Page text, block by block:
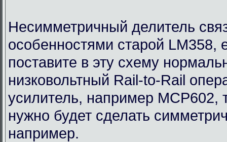
Несимметричный делитель
особенностями старой LM358,
поставите в эту схему
низковольтный Rail-to-Rail
усилитель, например MCP602,
нужно будет сделать
например.